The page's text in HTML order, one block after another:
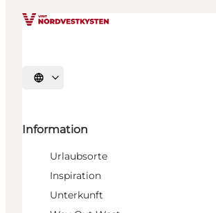
Sprache auswählen
Information
Urlaubsorte
Inspiration
Unterkunft